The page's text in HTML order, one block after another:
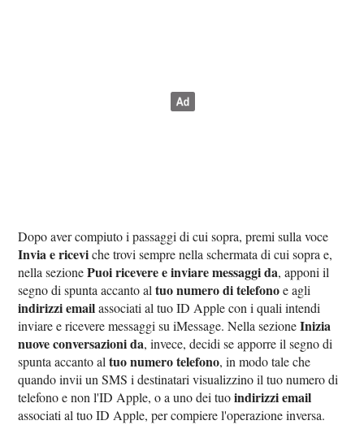
Dopo aver compiuto i passaggi di cui sopra, premi sulla voce
Invia e riceviche trovi sempre nella schermata di cui sopra e,
nella sezionePuoi ricevere e inviare messaggi da, apponi il
segno di spunta accanto altuo numero di telefonoe agli
indirizzi emailassociati al tuo ID Apple con i quali intendi
inviare e ricevere messaggi su iMessage. Nella sezioneInizia
nuove conversazioni da, invece, decidi se apporre il segno di
spunta accanto altuo numero telefono, in modo tale che
quando invii un SMS i destinatari visualizzino il tuo numero di
telefono e non l'ID Apple, o a uno dei tuoindirizzi email
associati al tuo ID Apple, per compiere l'operazione inversa.